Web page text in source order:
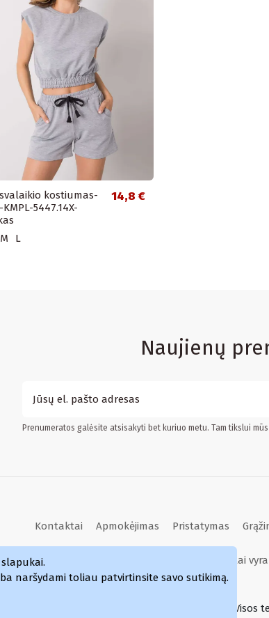
kostiumas-
KMPL-5447.14X-
14,8 €
M L
Naujienų
Prenumeratos galėsite atsisakyti bet kuriuo metu. Tam tikslui
Kontaktai Apmokėjimas Pristatymas
Kvepalai
Simka.lt © 2024 Visos
.
naršydami toliau patvirtinsite savo sutikimą.